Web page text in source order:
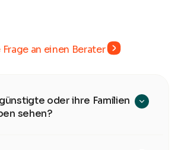
an einen Berater
oder ihre Familien
sehen?